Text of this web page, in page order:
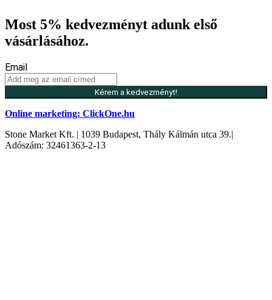
Most 5% kedvezményt adunk első
vásárlásához.
Email
Kérem a kedvezményt!
Online marketing: ClickOne.hu
Stone Market Kft. | 1039 Budapest, Thály Kálmán utca 39.|
Adószám: 32461363-2-13